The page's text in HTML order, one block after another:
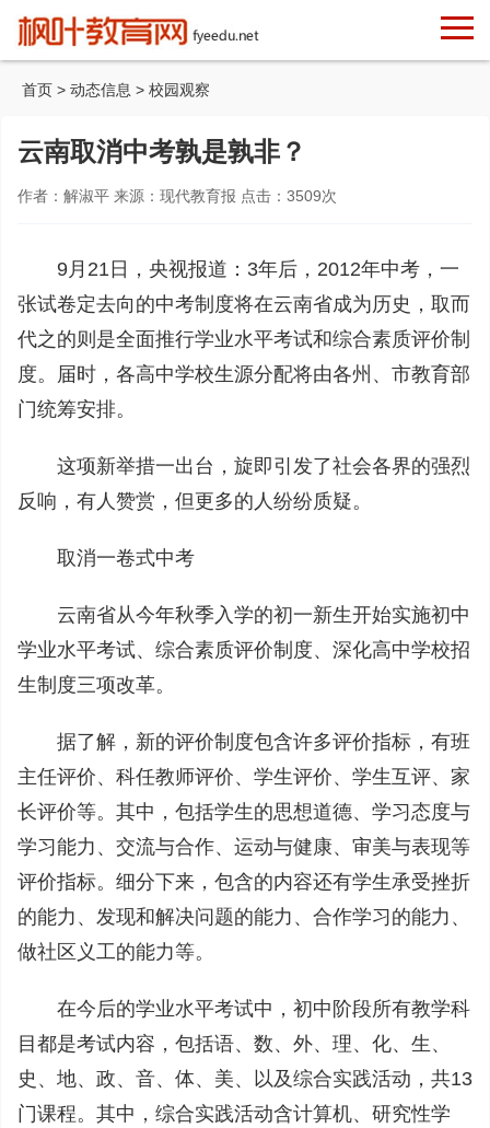
首页 > 动态信息 > 校园观察
云南取消中考孰是孰非？
作者：解淑平 来源：现代教育报 点击： 3509次
9月21日，央视报道：3年后，2012年中考，一
张试卷定去向的中考制度将在云南省成为历史，取而
代之的则是全面推行学业水平考试和综合素质评价制
度。届时，各高中学校生源分配将由各州、市教育部
门统筹安排。
这项新举措一出台，旋即引发了社会各界的强烈
反响，有人赞赏，但更多的人纷纷质疑。
取消一卷式中考
云南省从今年秋季入学的初一新生开始实施初中
学业水平考试、综合素质评价制度、深化高中学校招
生制度三项改革。
据了解，新的评价制度包含许多评价指标，有班
主任评价、科任教师评价、学生评价、学生互评、家
长评价等。其中，包括学生的思想道德、学习态度与
学习能力、交流与合作、运动与健康、审美与表现等
评价指标。细分下来，包含的内容还有学生承受挫折
的能力、发现和解决问题的能力、合作学习的能力、
做社区义工的能力等。
在今后的学业水平考试中，初中阶段所有教学科
目都是考试内容，包括语、数、外、理、化、生、
史、地、政、音、体、美、以及综合实践活动，共13
门课程。其中，综合实践活动含计算机、研究性学